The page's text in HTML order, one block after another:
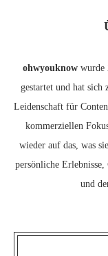
ohwyouknow wurde
gestartet und hat
Leidenschaft für
kommerziellen
wieder auf das, was
persönliche
und